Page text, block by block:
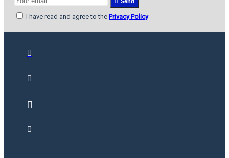
I have read and agree to the Privacy Policy